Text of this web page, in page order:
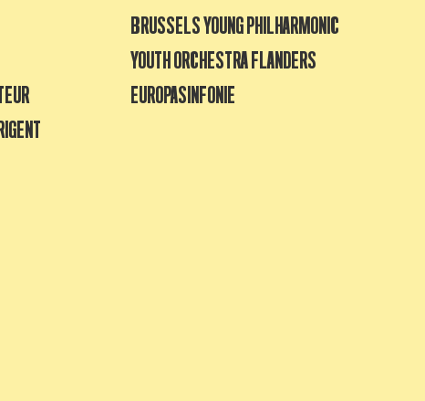
BRUSSELS YOUNG PHILHARMONIC
YOUTH ORCHESTRA FLANDERS
EUROPASINFONIE